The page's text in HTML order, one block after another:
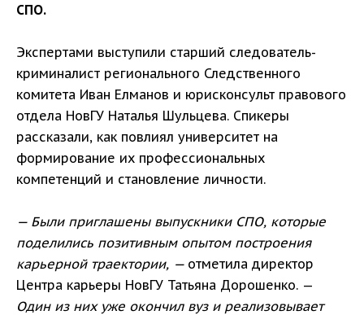
СПО.
Экспертами выступили старший следователь-
криминалист регионального Следственного
комитета Иван Елманов и юрисконсульт правового
отдела НовГУ Наталья Шульцева. Спикеры
рассказали, как повлиял университет на
формирование их профессиональных
компетенций и становление личности.
— Были приглашены выпускники СПО, которые
поделились позитивным опытом построения
карьерной траектории, — отметила директор
Центра карьеры НовГУ Татьяна Дорошенко. —
Один из них уже окончил вуз и реализовывает